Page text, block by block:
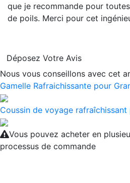
que je recommande pour
de poils. Merci pour cet
Déposez Votre Avis
Nous vous conseillons avec cet
Gamelle Rafraichissante pour
Coussin de voyage rafraîchissant
Vous pouvez acheter en
processus de commande